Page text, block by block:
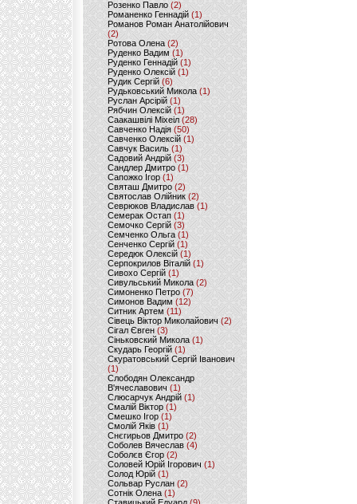
Розенко Павло (2)
Романенко Геннадій (1)
Романов Роман Анатолійович
(2)
Ротова Олена(2)
Руденко Вадим (1)
Руденко Геннадій (1)
Руденко Олексій(1)
Рудик Сергій(6)
Рудьковський Микола (1)
Руслан Арсірій(1)
Рябчин Олексій (1)
Саакашвілі Міхеіл(28)
Савченко Надія (50)
Савченко Олексій(1)
Савчук Василь (1)
Садовий Андрій (3)
Сандлер Дмитро(1)
Сапожко Ігор(1)
Святаш Дмитро (2)
Святослав Олійник (2)
Севрюков Владислав (1)
Семерак Остап (1)
Семочко Сергій (3)
Семченко Ольга (1)
Сенченко Сергій(1)
Середюк Олексій(1)
Серпокрилов Віталій(1)
Сивохо Сергій(1)
Сивульський Микола(2)
Симоненко Петро(7)
Симонов Вадим (12)
Ситник Артем(11)
Сівець Віктор Миколайович(2)
Сігал Євген (3)
Сіньковский Микола(1)
Скударь Георгій (1)
Скуратовський Сергій Іванович
(1)
Слободян Олександр
В'ячеславович(1)
Слюсарчук Андрій(1)
Смалій Віктор (1)
Смешко Ігор (1)
Смолій Яків (1)
Снєгирьов Дмитро (2)
Соболев Вячеслав (4)
Соболєв Єгор(2)
Соловей Юрій Ігорович (1)
Солод Юрій (1)
Сольвар Руслан (2)
Сотнік Олена(1)